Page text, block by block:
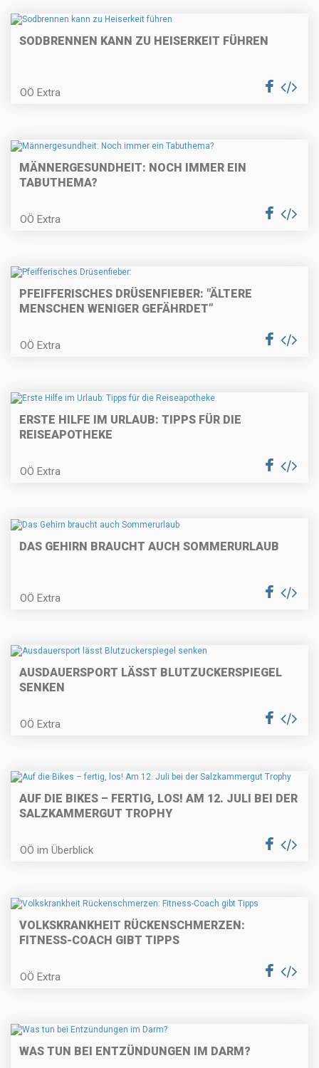
SODBRENNEN KANN ZU HEISERKEIT FÜHREN
OÖ Extra
MÄNNERGESUNDHEIT: NOCH IMMER EIN
TABUTHEMA?
OÖ Extra
PFEIFFERISCHES DRÜSENFIEBER: "ÄLTERE
MENSCHEN WENIGER GEFÄHRDET”
OÖ Extra
ERSTE HILFE IM URLAUB: TIPPS FÜR DIE
REISEAPOTHEKE
OÖ Extra
DAS GEHIRN BRAUCHT AUCH SOMMERURLAUB
OÖ Extra
AUSDAUERSPORT LÄSST BLUTZUCKERSPIEGEL
SENKEN
OÖ Extra
AUF DIE BIKES – FERTIG, LOS! AM 12. JULI BEI DER
SALZKAMMERGUT TROPHY
OÖ im Überblick
VOLKSKRANKHEIT RÜCKENSCHMERZEN:
FITNESS-COACH GIBT TIPPS
OÖ Extra
WAS TUN BEI ENTZÜNDUNGEN IM DARM?